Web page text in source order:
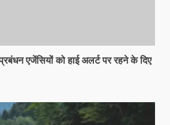
एजेंसियों को हाई अलर्ट पर रहने के दिए